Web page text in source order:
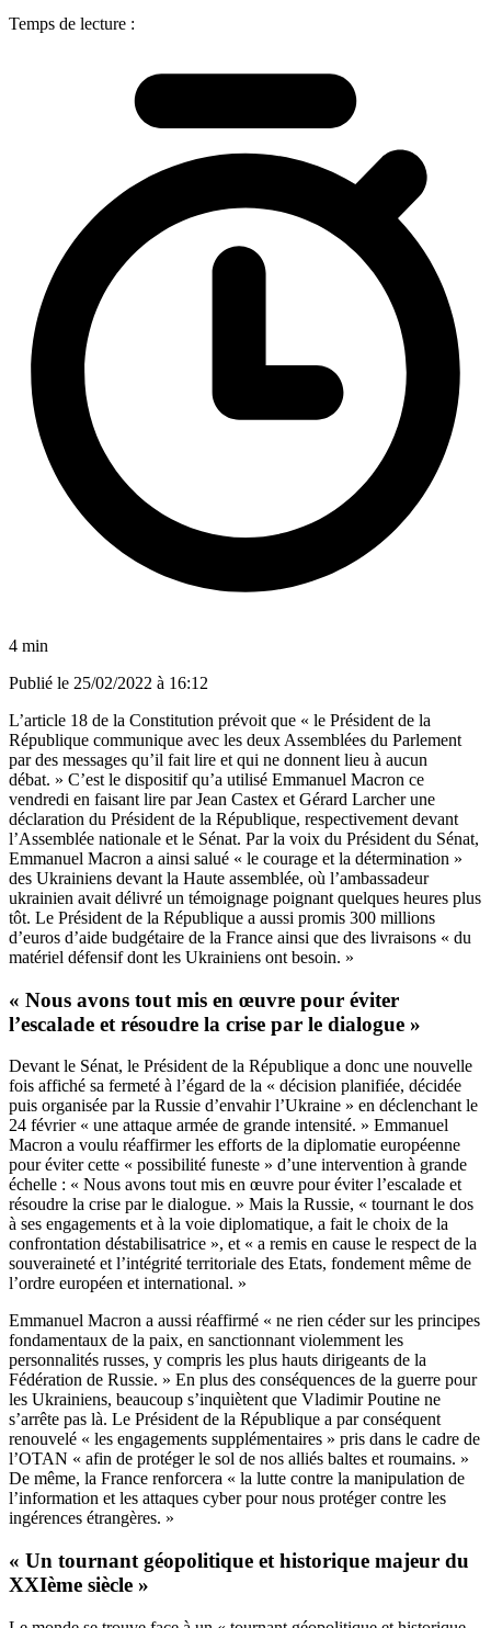
Temps de lecture :
4 min
Publié le 25/02/2022 à 16:12
L’article 18 de la Constitution prévoit que « le Président de la
République communique avec les deux Assemblées du Parlement
par des messages qu’il fait lire et qui ne donnent lieu à aucun
débat. » C’est le dispositif qu’a utilisé Emmanuel Macron ce
vendredi en faisant lire par Jean Castex et Gérard Larcher une
déclaration du Président de la République, respectivement devant
l’Assemblée nationale et le Sénat. Par la voix du Président du Sénat,
Emmanuel Macron a ainsi salué « le courage et la détermination »
des Ukrainiens devant la Haute assemblée, où l’ambassadeur
ukrainien avait délivré un témoignage poignant quelques heures plus
tôt. Le Président de la République a aussi promis 300 millions
d’euros d’aide budgétaire de la France ainsi que des livraisons « du
matériel défensif dont les Ukrainiens ont besoin. »
« Nous avons tout mis en œuvre pour éviter
l’escalade et résoudre la crise par le dialogue »
Devant le Sénat, le Président de la République a donc une nouvelle
fois affiché sa fermeté à l’égard de la « décision planifiée, décidée
puis organisée par la Russie d’envahir l’Ukraine » en déclenchant le
24 février « une attaque armée de grande intensité. » Emmanuel
Macron a voulu réaffirmer les efforts de la diplomatie européenne
pour éviter cette « possibilité funeste » d’une intervention à grande
échelle : « Nous avons tout mis en œuvre pour éviter l’escalade et
résoudre la crise par le dialogue. » Mais la Russie, « tournant le dos
à ses engagements et à la voie diplomatique, a fait le choix de la
confrontation déstabilisatrice », et « a remis en cause le respect de la
souveraineté et l’intégrité territoriale des Etats, fondement même de
l’ordre européen et international. »
Emmanuel Macron a aussi réaffirmé « ne rien céder sur les principes
fondamentaux de la paix, en sanctionnant violemment les
personnalités russes, y compris les plus hauts dirigeants de la
Fédération de Russie. » En plus des conséquences de la guerre pour
les Ukrainiens, beaucoup s’inquiètent que Vladimir Poutine ne
s’arrête pas là. Le Président de la République a par conséquent
renouvelé « les engagements supplémentaires » pris dans le cadre de
l’OTAN « afin de protéger le sol de nos alliés baltes et roumains. »
De même, la France renforcera « la lutte contre la manipulation de
l’information et les attaques cyber pour nous protéger contre les
ingérences étrangères. »
« Un tournant géopolitique et historique majeur du
XXIème siècle »